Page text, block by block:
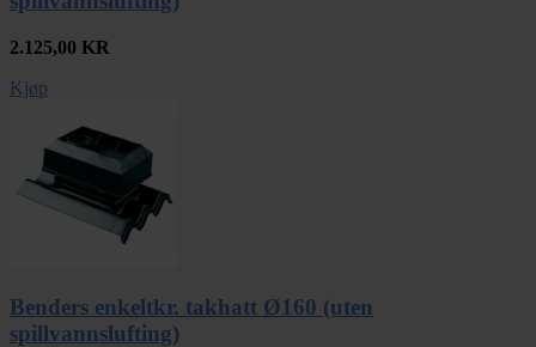
2.125,00 KR
Kjøp
Benders enkeltkr. takhatt Ø160 (uten
spillvannslufting)